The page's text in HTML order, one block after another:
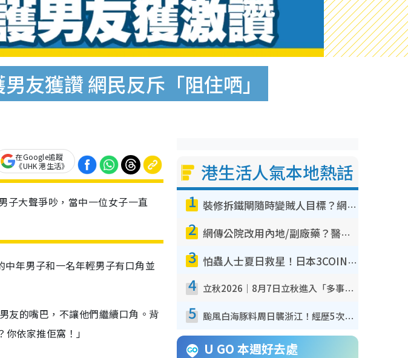
友獲讚 網民反斥「阻住哂」
在Google追蹤
《UHK 港生活》
子大聲爭吵，當中一位女子一直
年男子和一名年輕男子有口角並
友的嘴巴，不讓他們繼續口角。背
依家推佢窩！」
港生活人氣本地熱話
1 裝修拆鐵閘隨時變賊人目標？網民揭2大關鍵用途：裝新式等於白裝？附新舊鐵閘分別
2 網傳公院改用內地/副廠藥？醫生拆解正副廠分別 揭4類人換藥隨時出事
3 怕蟲人士夏日救星！日本3COINS爆紅驅蟲神器$45起 1招「全程免觸碰」輕鬆搞定小強
4 立秋2026｜8月7日立秋進入「多事之秋」 3件事唔做得！專家教6招開運 清枱頭／銀包納氣接好運
5 颱風白海豚料周日襲浙江！經歷5次「眼牆置換」極罕見 成登陸內地最長途颱風
U GO 本週好去處